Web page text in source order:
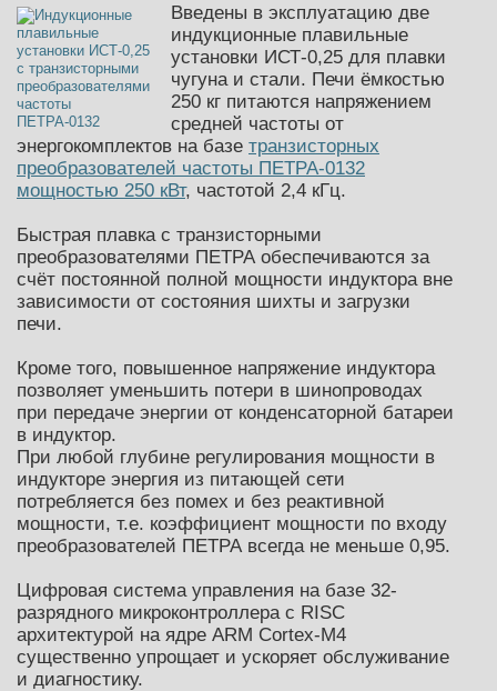
Введены в эксплуатацию две
индукционные плавильные
установки ИСТ-0,25 для плавки
чугуна и стали. Печи ёмкостью
250 кг питаются напряжением
средней частоты от
энергокомплектов на базе транзисторных
преобразователей частоты ПЕТРА-0132
мощностью 250 кВт, частотой 2,4 кГц.
Быстрая плавка с транзисторными
преобразователями ПЕТРА обеспечиваются за
счёт постоянной полной мощности индуктора вне
зависимости от состояния шихты и загрузки
печи.
Кроме того, повышенное напряжение индуктора
позволяет уменьшить потери в шинопроводах
при передаче энергии от конденсаторной батареи
в индуктор.
При любой глубине регулирования мощности в
индукторе энергия из питающей сети
потребляется без помех и без реактивной
мощности, т.е. коэффициент мощности по входу
преобразователей ПЕТРА всегда не меньше 0,95.
Цифровая система управления на базе 32-
разрядного микроконтроллера с RISC
архитектурой на ядре ARM Cortex-M4
существенно упрощает и ускоряет обслуживание
и диагностику.